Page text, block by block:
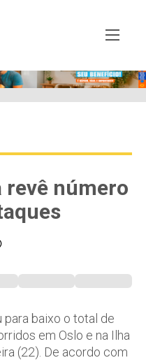
revê número
baixo o total de
em Oslo e na Ilha
(22). De acordo com